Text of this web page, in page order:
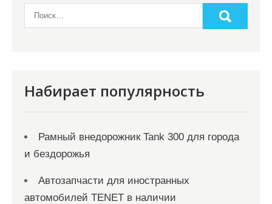
Набирает популярность
Рамный внедорожник Tank 300 для города
и бездорожья
Автозапчасти для иностранных
автомобилей TENET в наличии